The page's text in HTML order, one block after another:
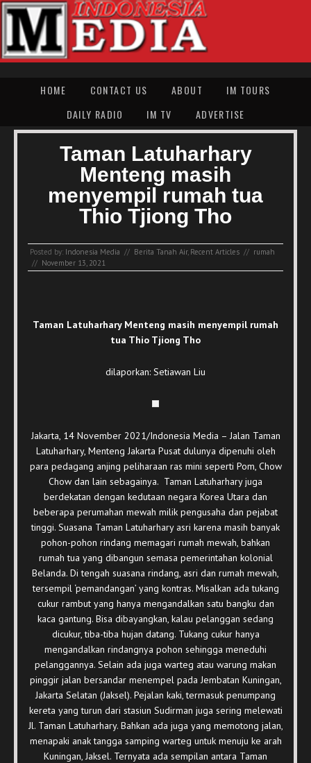
HOME CONTACT US ABOUT
IM TOURS
DAILY RADIO
IM TV ADVERTISE
Taman Latuharhary
Menteng masih
menyempil rumah tua
Thio Tjiong Tho
Posted by: Indonesia Media // Berita Tanah Air, Recent Articles // rumah
// November 13, 2021
Taman Latuharhary Menteng masih menyempil rumah
tua Thio Tjiong Tho
dilaporkan: Setiawan Liu
Jakarta, 14 November 2021/Indonesia Media – Jalan Taman
Latuharhary, Menteng Jakarta Pusat dulunya dipenuhi oleh
para pedagang anjing peliharaan ras mini seperti Pom, Chow
Chow dan lain sebagainya. Taman Latuharhary juga
berdekatan dengan kedutaan negara Korea Utara dan
beberapa perumahan mewah milik pengusaha dan pejabat
tinggi. Suasana Taman Latuharhary asri karena masih banyak
pohon-pohon rindang memagari rumah mewah, bahkan
rumah tua yang dibangun semasa pemerintahan kolonial
Belanda. Di tengah suasana rindang, asri dan rumah mewah,
tersempil ‘pemandangan’ yang kontras. Misalkan ada tukang
cukur rambut yang hanya mengandalkan satu bangku dan
kaca gantung. Bisa dibayangkan, kalau pelanggan sedang
dicukur, tiba-tiba hujan datang. Tukang cukur hanya
mengandalkan rindangnya pohon sehingga meneduhi
pelanggannya. Selain ada juga warteg atau warung makan
pinggir jalan bersandar menempel pada Jembatan Kuningan,
Jakarta Selatan (Jaksel). Pejalan kaki, termasuk penumpang
kereta yang turun dari stasiun Sudirman juga sering melewati
Jl. Taman Latuharhary. Bahkan ada juga yang memotong jalan,
menapaki anak tangga samping warteg untuk menuju ke arah
Kuningan, Jaksel. Ternyata ada sempilan antara Taman